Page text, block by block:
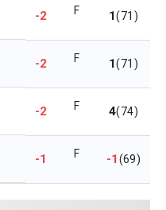
-2 F 1(71)
-2 F 1(71)
-2 F 4(74)
-1 F -1(69)